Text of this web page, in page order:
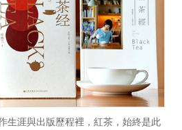
生涯與出版歷程裡，紅茶，始終是此